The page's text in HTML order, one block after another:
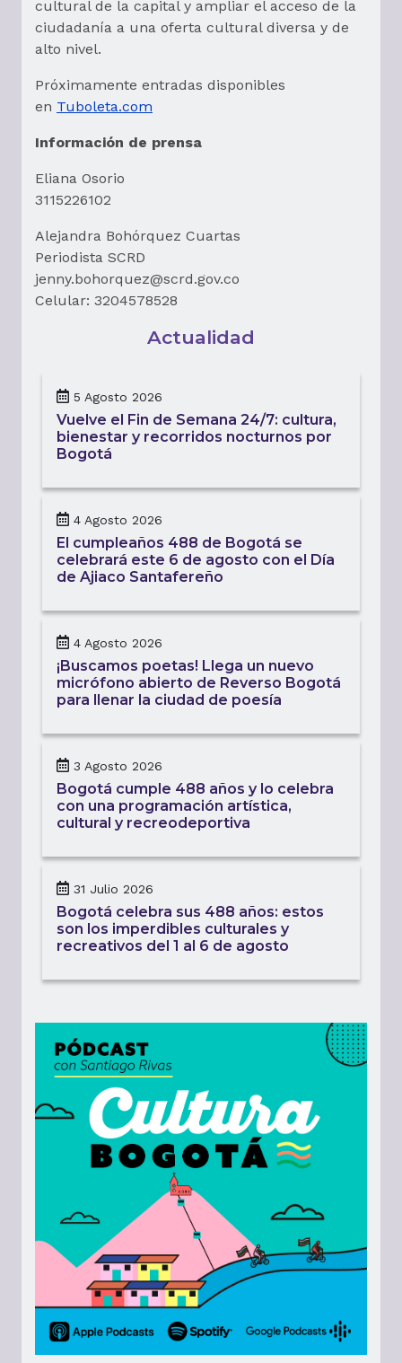
cultural de la capital y ampliar el acceso de la
ciudadanía a una oferta cultural diversa y de
alto nivel.
Próximamente entradas disponibles
en Tuboleta.com
Información de prensa
Eliana Osorio
3115226102
Alejandra Bohórquez Cuartas
Periodista SCRD
jenny.bohorquez@scrd.gov.co
Celular: 3204578528
Actualidad
5 Agosto 2026
Vuelve el Fin de Semana 24/7: cultura,
bienestar y recorridos nocturnos por
Bogotá
4 Agosto 2026
El cumpleaños 488 de Bogotá se
celebrará este 6 de agosto con el Día
de Ajiaco Santafereño
4 Agosto 2026
¡Buscamos poetas! Llega un nuevo
micrófono abierto de Reverso Bogotá
para llenar la ciudad de poesía
3 Agosto 2026
Bogotá cumple 488 años y lo celebra
con una programación artística,
cultural y recreodeportiva
31 Julio 2026
Bogotá celebra sus 488 años: estos
son los imperdibles culturales y
recreativos del 1 al 6 de agosto